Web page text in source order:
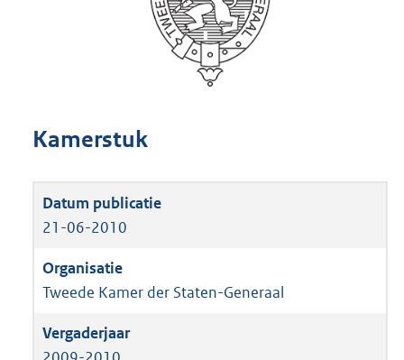
Kamerstuk
21-06-2010
Tweede Kamer der Staten-Generaal